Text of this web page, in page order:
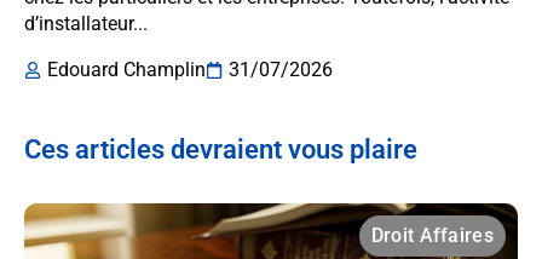
d’installateur...
Edouard Champlin
31/07/2026
Ces articles devraient vous plaire
Droit Affaires